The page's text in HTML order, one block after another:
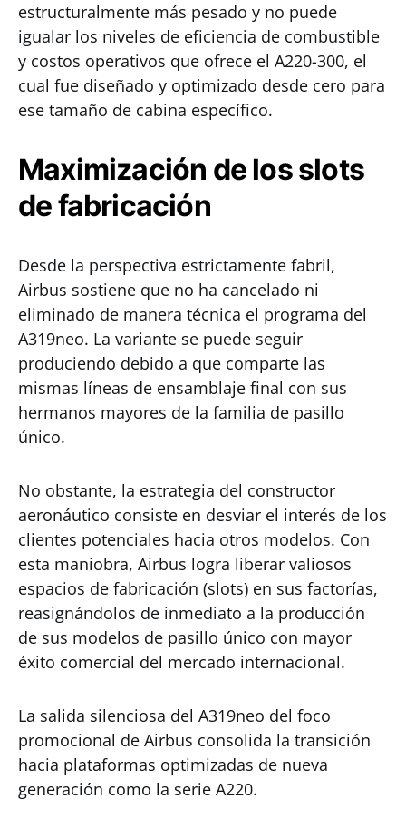
estructuralmente más pesado y no puede
igualar los niveles de eficiencia de combustible
y costos operativos que ofrece el A220-300, el
cual fue diseñado y optimizado desde cero para
ese tamaño de cabina específico.
Maximización de los slots
de fabricación
Desde la perspectiva estrictamente fabril,
Airbus sostiene que no ha cancelado ni
eliminado de manera técnica el programa del
A319neo. La variante se puede seguir
produciendo debido a que comparte las
mismas líneas de ensamblaje final con sus
hermanos mayores de la familia de pasillo
único.
No obstante, la estrategia del constructor
aeronáutico consiste en desviar el interés de los
clientes potenciales hacia otros modelos. Con
esta maniobra, Airbus logra liberar valiosos
espacios de fabricación (slots) en sus factorías,
reasignándolos de inmediato a la producción
de sus modelos de pasillo único con mayor
éxito comercial del mercado internacional.
La salida silenciosa del A319neo del foco
promocional de Airbus consolida la transición
hacia plataformas optimizadas de nueva
generación como la serie A220.